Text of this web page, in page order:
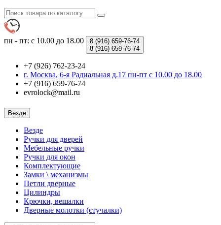
пн - пт: с 10.00 до 18.00 8 (916) 659-76-74
8 (916) 659-76-74
+7 (926) 762-23-24
г. Москва, 6-я Радиальная д.17 пн-пт с 10.00 до 18.00
+7 (916) 659-76-74
evrolock@mail.ru
Везде
Везде
Ручки для дверей
Мебельные ручки
Ручки для окон
Комплектующие
Замки \ механизмы
Петли дверные
Цилиндры
Крючки, вешалки
Дверные молотки (стучалки)